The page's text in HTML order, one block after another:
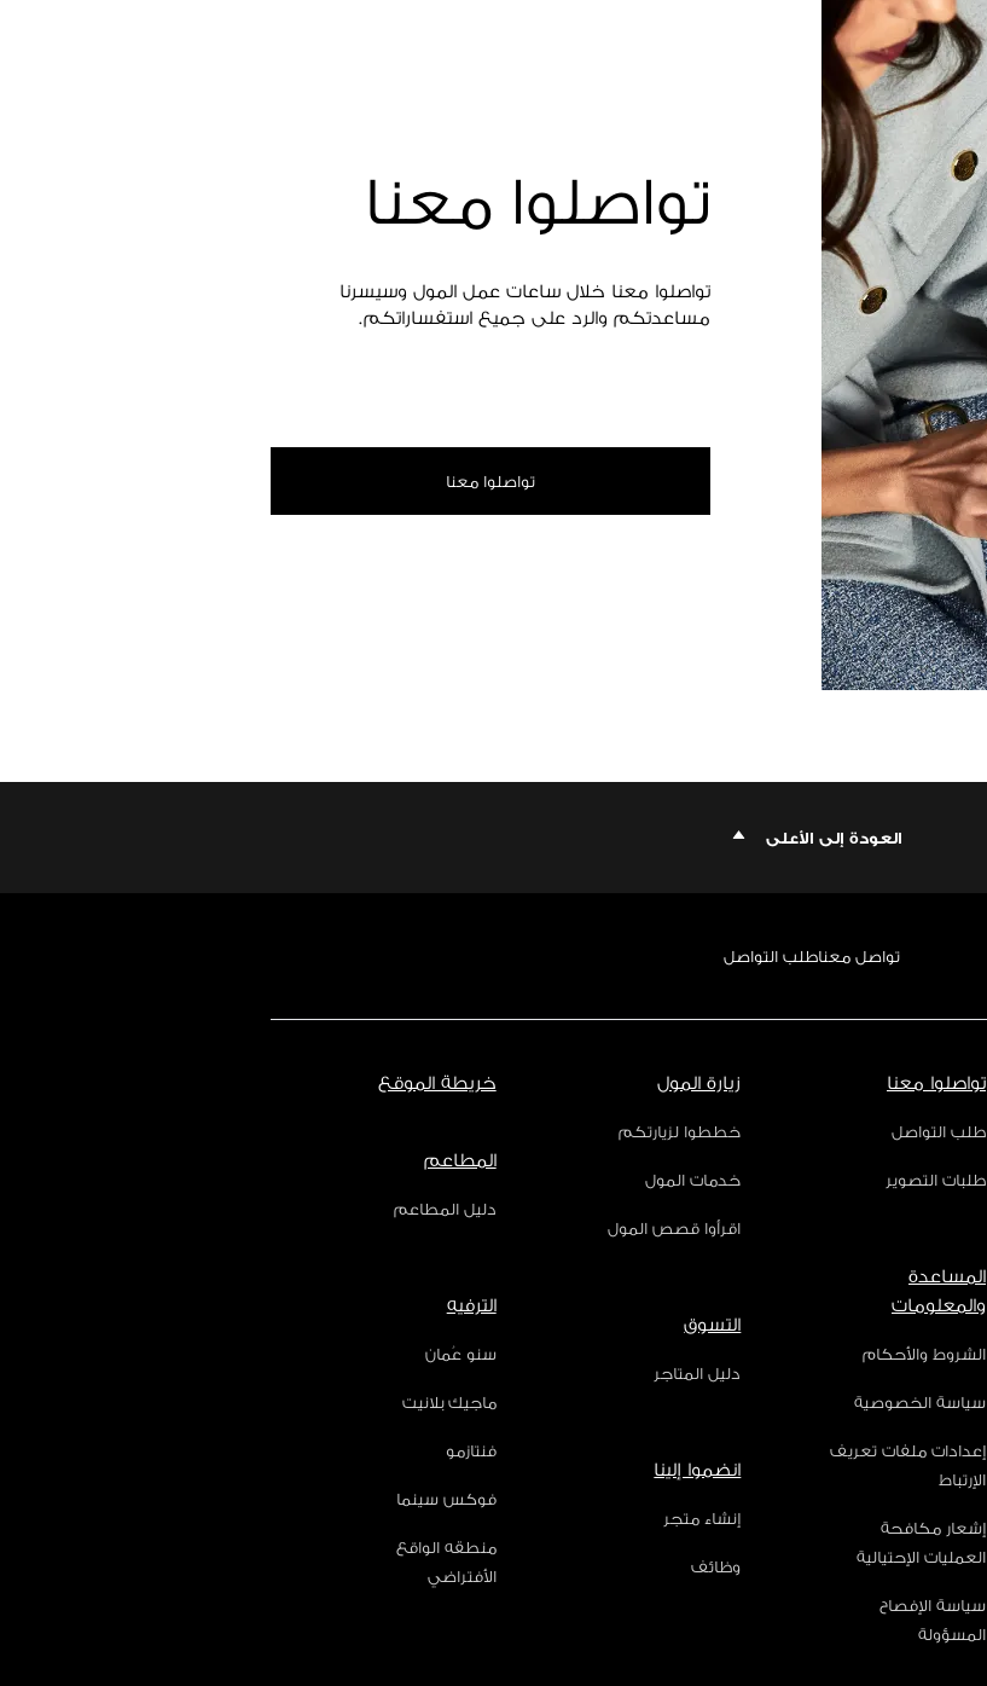
تواصلوا معنا
تواصلوا معنا خلال ساعات عمل المول وسيسرنا
مساعدتكم والرد على جميع استفساراتكم.
تواصلوا معنا
العودة إلى الأعلى
تواصل معناطلب التواصل
تواصلوا معنا
طلب التواصل
طلبات التصوير
المساعدة
والمعلومات
الشروط والأحكام
سياسة الخصوصية
إعدادات ملفات تعريف
الإرتباط
إشعار مكافحة
العمليات الإحتيالية
سياسة الإفصاح
المسؤولة
زيارة المول
خططوا لزيارتكم
خدمات المول
اقرأوا قصص المول
التسوق
دليل المتاجر
انضموا إلينا
إنشاء متجر
وظائف
خريطة الموقع
المطاعم
دليل المطاعم
الترفيه
سنو عُمان
ماجيك بلانيت
فنتازمو
فوكس سينما
منطقه الواقع
الأفتراضي